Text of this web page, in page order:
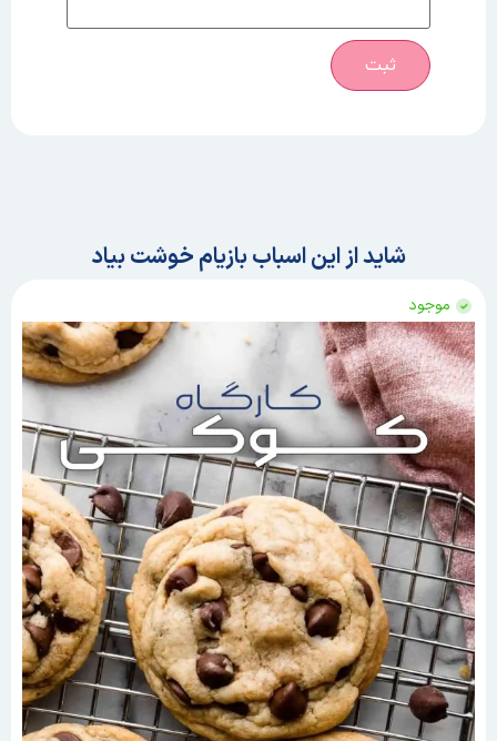
شاید از این اسباب بازیام خوشت بیاد
موجود